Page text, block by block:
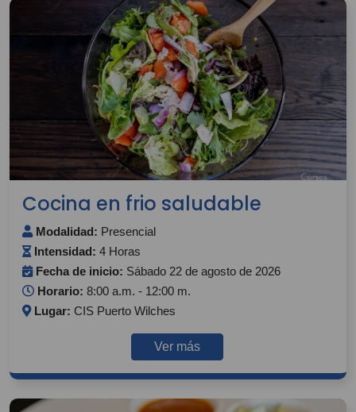
Cocina en frio saludable
Modalidad: Presencial
Intensidad: 4 Horas
Fecha de inicio: Sábado 22 de agosto de 2026
Horario: 8:00 a.m. - 12:00 m.
Lugar: CIS Puerto Wilches
Ver más